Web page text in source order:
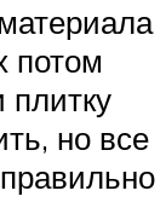
потом
плитку
но все